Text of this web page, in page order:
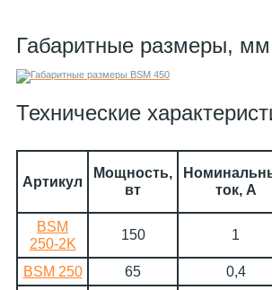
Габаритные размеры, мм
Технические
Артикул
Мощность,
вт
ток, А
BSM
250-2K
150 1
BSM 250 65 0,4